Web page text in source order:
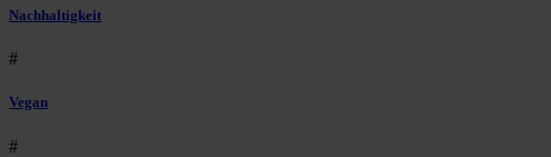
Nachhaltigkeit
#
Vegan
#